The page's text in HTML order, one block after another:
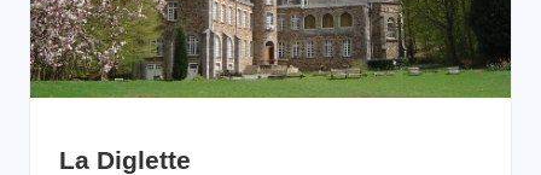
La Diglette